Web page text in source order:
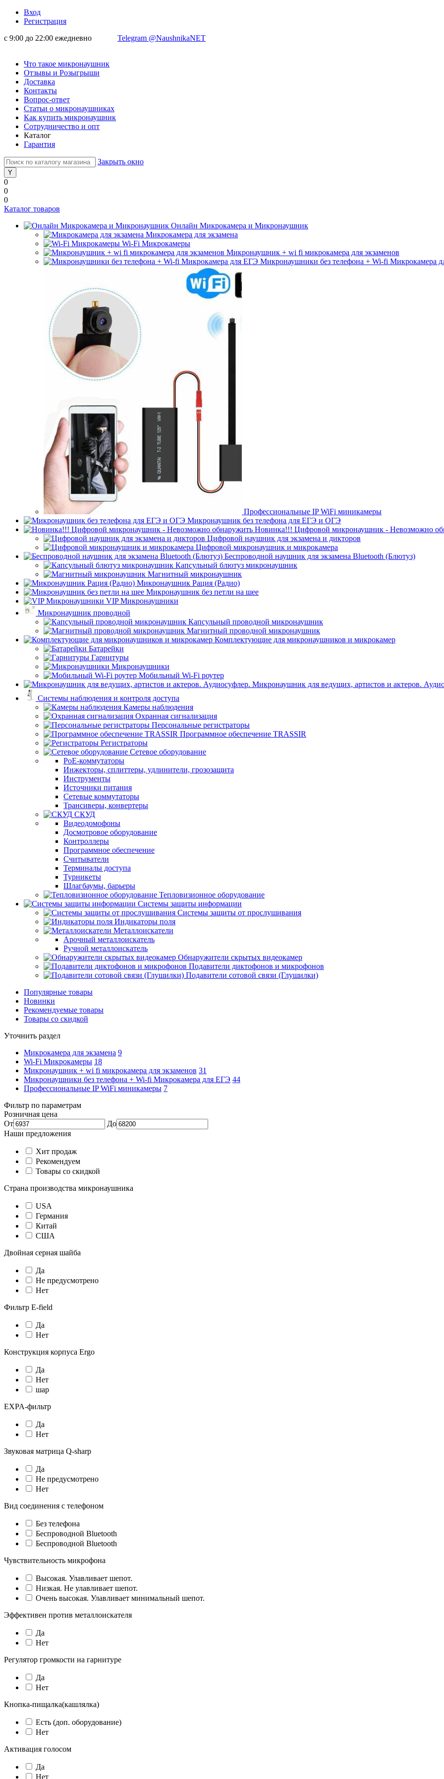
Вход
Регистрация
с 9:00 до 22:00 ежедневно
Telegram @NaushnikaNET
Что такое микронаушник
Отзывы и Розыгрыши
Доставка
Контакты
Вопрос-ответ
Статьи о микронаушниках
Как купить микронаушник
Сотрудничество и опт
Каталог
Гарантия
Закрыть окно
0
0
0
Каталог товаров
Онлайн Микрокамера и Микронаушник
Микрокамера для экзамена
Wi-Fi Микрокамеры
Микронаушник + wi fi микрокамера для экзаменов
Микронаушники без телефона + Wi-fi Микрокамера
Профессиональные IP WiFi миникамеры
Микронаушник без телефона для ЕГЭ и ОГЭ
Новинка!!! Цифровой микронаушник - Невозможно
Цифровой наушник для экзамена и дикторов
Цифровой микронаушник и микрокамера
Беспроводной наушник для экзамена Bluetooth (Блютуз)
Капсульный блютуз микронаушник
Магнитный микронаушник
Микронаушник Рация (Радио)
Микронаушник без петли на шее
VIP Микронаушники
Микронаушник проводной
Капсульный проводной микронаушник
Магнитный проводной микронаушник
Комплектующие для микронаушников и микрокамер
Батарейки
Гарнитуры
Микронаушники
Мобильный Wi-Fi роутер
Микронаушник для ведущих, артистов и актеров.
Системы наблюдения и контроля доступа
Камеры наблюдения
Охранная сигнализация
Персональные регистраторы
Программное обеспечение TRASSIR
Регистраторы
Сетевое оборудование
PoE-коммутаторы
Инжекторы, сплиттеры, удлинители, грозозащита
Инструменты
Источники питания
Сетевые коммутаторы
Трансиверы, конвертеры
СКУД
Видеодомофоны
Досмотровое оборудование
Контроллеры
Программное обеспечение
Считыватели
Терминалы доступа
Турникеты
Шлагбаумы, барьеры
Тепловизионное оборудование
Системы защиты информации
Системы защиты от прослушивания
Индикаторы поля
Металлоискатели
Арочный металлоискатель
Ручной металлоискатель
Обнаружители скрытых видеокамер
Подавители диктофонов и микрофонов
Подавители сотовой связи (Глушилки)
Популярные товары
Новинки
Рекомендуемые товары
Товары со скидкой
Уточнить раздел
Микрокамера для экзамена 9
Wi-Fi Микрокамеры 18
Микронаушник + wi fi микрокамера для экзаменов 31
Микронаушники без телефона + Wi-fi Микрокамера для ЕГЭ 44
Профессиональные IP WiFi миникамеры 7
Фильтр по параметрам
Розничная цена
От
До
Наши предложения
Хит продаж
Рекомендуем
Товары со скидкой
Страна производства микронаушника
USA
Германия
Китай
США
Двойная серная шайба
Да
Не предусмотрено
Нет
Фильтр E-field
Да
Нет
Конструкция корпуса Ergo
Да
Нет
шар
EXPA-фильтр
Да
Нет
Звуковая матрица Q-sharp
Да
Не предусмотрено
Нет
Вид соединения с телефоном
Без телефона
Беспроводной Bluetooth
Беспроводной Bluetooth
Чувствительность микрофона
Высокая. Улавливает шепот.
Низкая. Не улавливает шепот.
Очень высокая. Улавливает минимальный шепот.
Эффективен против металлоискателя
Да
Нет
Регулятор громкости на гарнитуре
Да
Нет
Кнопка-пищалка(кашлялка)
Есть (доп. оборудование)
Нет
Активация голосом
Да
Нет